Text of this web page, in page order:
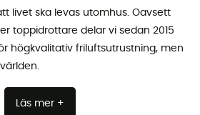
livet ska levas utomhus. Oavsett
toppidrottare delar vi sedan 2015
högkvalitativ friluftsutrustning, men
Läs mer +